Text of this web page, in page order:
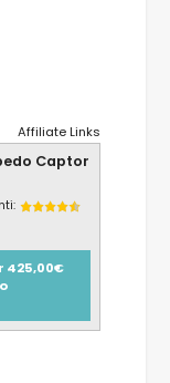
Affiliate Links
Captor
425,00€